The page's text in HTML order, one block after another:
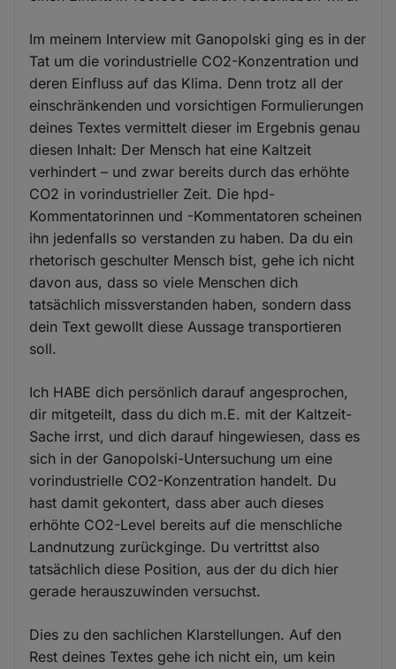
Im meinem Interview mit Ganopolski ging es in der
Tat um die vorindustrielle CO2-Konzentration und
deren Einfluss auf das Klima. Denn trotz all der
einschränkenden und vorsichtigen Formulierungen
deines Textes vermittelt dieser im Ergebnis genau
diesen Inhalt: Der Mensch hat eine Kaltzeit
verhindert – und zwar bereits durch das erhöhte
CO2 in vorindustrieller Zeit. Die hpd-
Kommentatorinnen und -Kommentatoren scheinen
ihn jedenfalls so verstanden zu haben. Da du ein
rhetorisch geschulter Mensch bist, gehe ich nicht
davon aus, dass so viele Menschen dich
tatsächlich missverstanden haben, sondern dass
dein Text gewollt diese Aussage transportieren
soll.
Ich HABE dich persönlich darauf angesprochen,
dir mitgeteilt, dass du dich m.E. mit der Kaltzeit-
Sache irrst, und dich darauf hingewiesen, dass es
sich in der Ganopolski-Untersuchung um eine
vorindustrielle CO2-Konzentration handelt. Du
hast damit gekontert, dass aber auch dieses
erhöhte CO2-Level bereits auf die menschliche
Landnutzung zurückginge. Du vertrittst also
tatsächlich diese Position, aus der du dich hier
gerade herauszuwinden versuchst.
Dies zu den sachlichen Klarstellungen. Auf den
Rest deines Textes gehe ich nicht ein, um kein